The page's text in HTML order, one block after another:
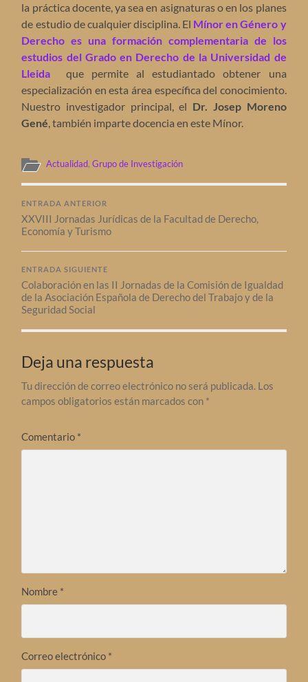
la práctica docente, ya sea en asignaturas o en los planes
de estudio de cualquier disciplina. El Mínor en Género y
Derecho es una formación complementaria de los
estudios del Grado en Derecho de la Universidad de
Lleida
que permite al estudiantado obtener una
especialización en esta área específica del conocimiento.
Nuestro investigador principal, el Dr. Josep Moreno
Gené, también imparte docencia en este Mínor.
Actualidad,Grupo de Investigación
ENTRADA ANTERIOR
XXVIII Jornadas Jurídicas de la Facultad de Derecho,
Economía y Turismo
ENTRADA SIGUIENTE
Colaboración en las II Jornadas de la Comisión de Igualdad
de la Asociación Española de Derecho del Trabajo y de la
Seguridad Social
Deja una respuesta
Tu dirección de correo electrónico no será publicada. Los
campos obligatorios están marcados con *
Comentario *
Nombre *
Correo electrónico *